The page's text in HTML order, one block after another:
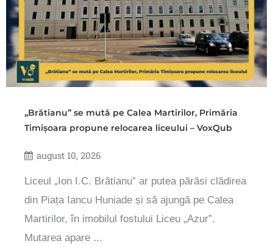
„Brătianu” se mută pe Calea Martirilor, Primăria
Timișoara propune relocarea liceului – VoxQub
august 10, 2026
Liceul „Ion I.C. Brătianu” ar putea părăsi clădirea
din Piața Iancu Huniade și să ajungă pe Calea
Martirilor, în imobilul fostului Liceu „Azur”.
Mutarea apare ...